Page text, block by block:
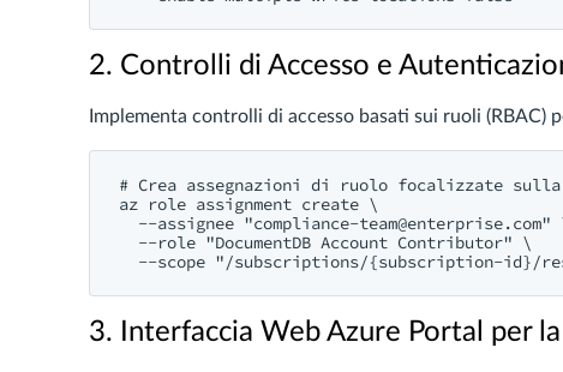
2. Controlli di Accesso e
Implementa controlli di accesso basati sui ruoli (RBAC)
# Crea assegnazioni di ruolo focalizzate
az role assignment create \
  --assignee "
compliance-team@enterprise.com"
  --role "DocumentDB Account Contributor" \
3. Interfaccia Web Azure Portal per